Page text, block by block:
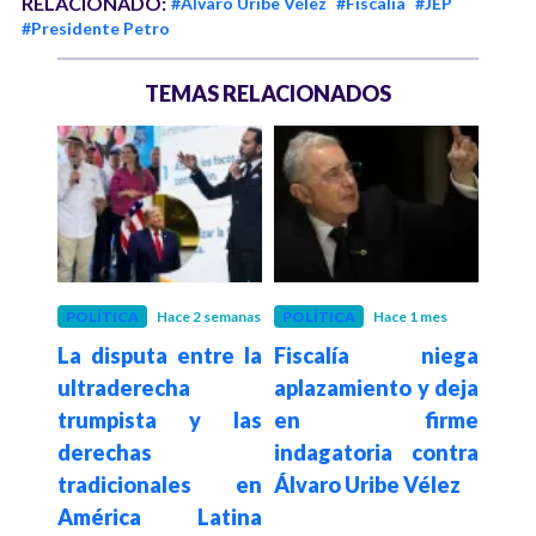
#Presidente Petro
TEMAS RELACIONADOS
POLÍTICA Hace 2 semanas
La disputa entre la
ultraderecha
trumpista y las
derechas
tradicionales en
América Latina
POLÍTICA Hace 1 mes
Fiscalía niega
aplazamiento y deja
en firme
indagatoria contra
Álvaro Uribe Vélez